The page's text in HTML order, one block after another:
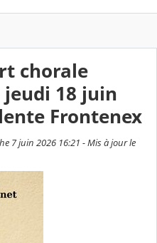
chorale
jeudi 18 juin
Frontenex
7 juin 2026 16:21 - Mis à jour le